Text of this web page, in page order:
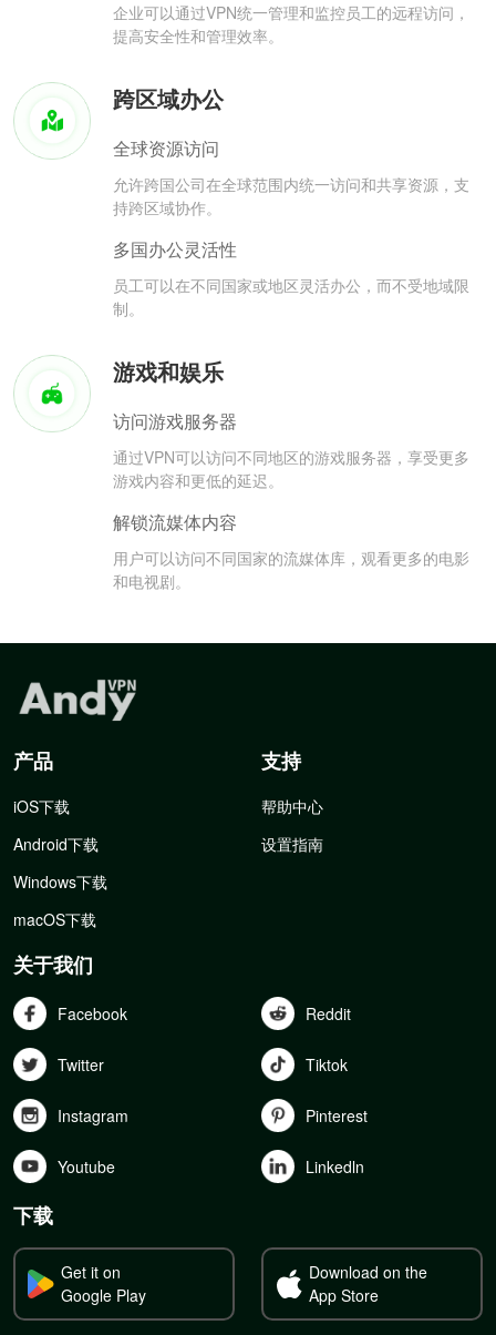
企业可以通过VPN统一管理和监控员工的远程访问，
提高安全性和管理效率。
跨区域办公
全球资源访问
允许跨国公司在全球范围内统一访问和共享资源，支
持跨区域协作。
多国办公灵活性
员工可以在不同国家或地区灵活办公，而不受地域限
制。
游戏和娱乐
访问游戏服务器
通过VPN可以访问不同地区的游戏服务器，享受更多
游戏内容和更低的延迟。
解锁流媒体内容
用户可以访问不同国家的流媒体库，观看更多的电影
和电视剧。
产品
iOS下载
Android下载
Windows下载
macOS下载
支持
帮助中心
设置指南
关于我们
Facebook Reddit
Twitter Tiktok
Instagram Pinterest
Youtube Linkedln
下载
Get it on
Google Play
Download on the
App Store